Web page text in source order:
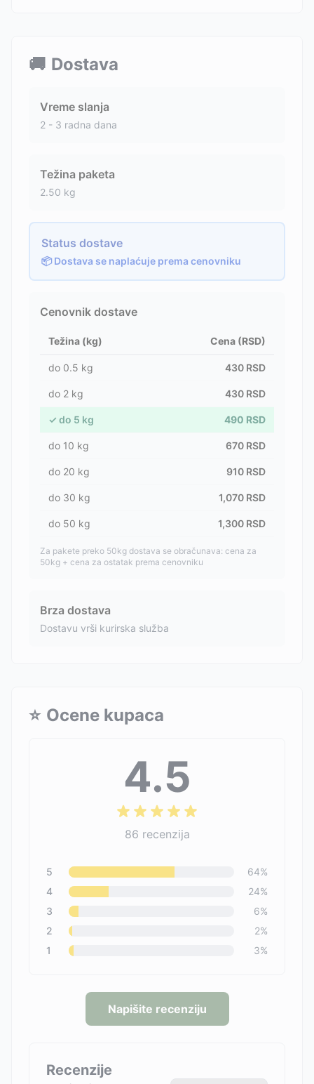
🚚 Dostava
Vreme slanja
2 - 3 radna dana
Težina paketa
2.50 kg
Status dostave
📦 Dostava se naplaćuje prema cenovniku
Cenovnik dostave
Težina (kg) Cena (RSD)
do 0.5 kg 430 RSD
do 2 kg 430 RSD
✓ do 5 kg 490 RSD
do 10 kg 670 RSD
do 20 kg 910 RSD
do 30 kg 1,070 RSD
do 50 kg 1,300 RSD
Za pakete preko 50kg dostava se obračunava: cena za
50kg + cena za ostatak prema cenovniku
Brza dostava
Dostavu vrši kurirska služba
⭐ Ocene kupaca
4.5
86 recenzija
5 64%
4
24%
3
6%
2
2%
1
3%
Napišite recenziju
Recenzije